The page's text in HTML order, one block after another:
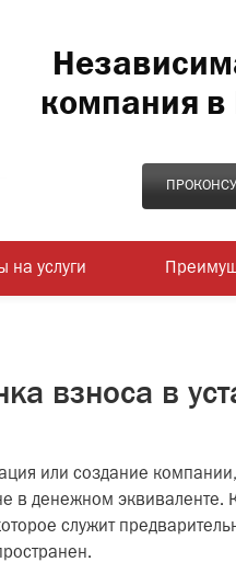
на услуги
компания в
взноса в
или создание
в денежном эквиваленте.
служит